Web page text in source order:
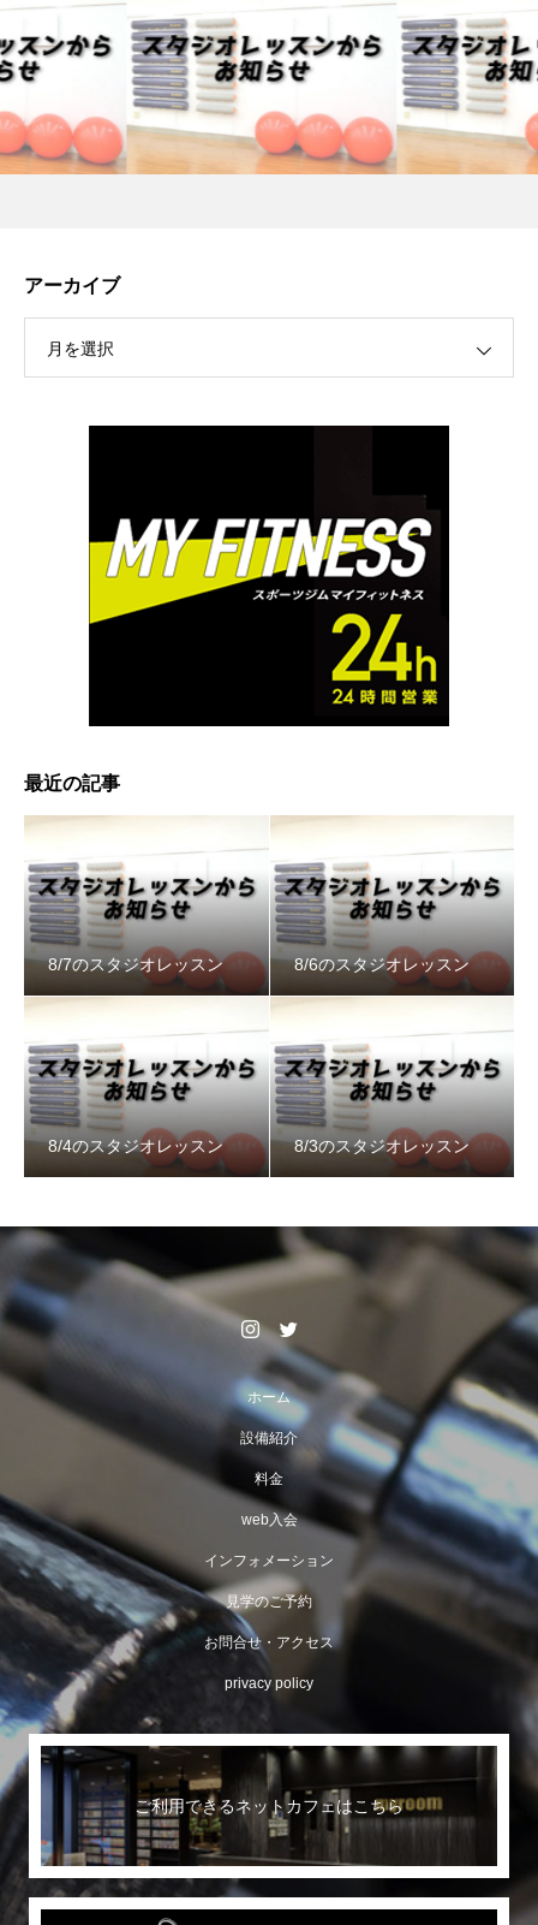
アーカイブ
月を選択
最近の記事
8/7のスタジオレッスン 8/6のスタジオレッスン
8/4のスタジオレッスン 8/3のスタジオレッスン
ホーム
設備紹介
料金
web入会
インフォメーション
見学のご予約
お問合せ・アクセス
privacy policy
ご利用できるネットカフェはこちら